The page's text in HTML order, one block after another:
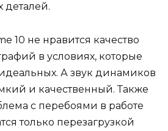
деталей.
10 не нравится качество
в условиях, которые
А звук динамиков
и качественный. Также
с перебоями в работе
только перезагрузкой